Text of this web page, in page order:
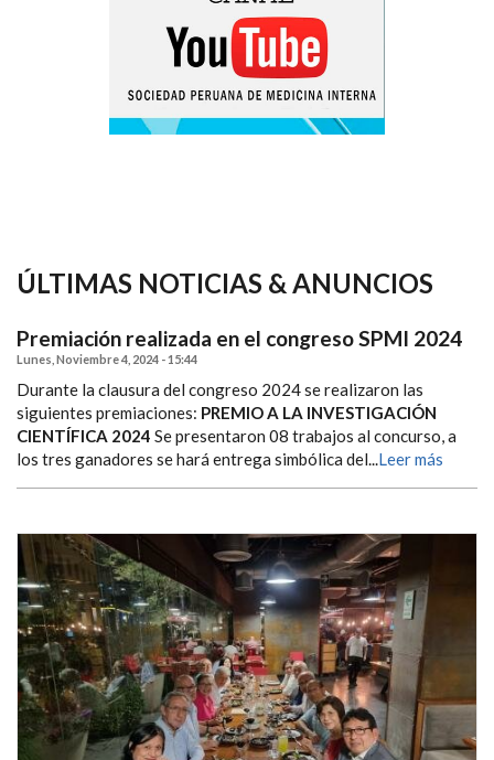
ÚLTIMAS NOTICIAS & ANUNCIOS
Premiación realizada en el congreso SPMI 2024
Lunes, Noviembre 4, 2024 - 15:44
Durante la clausura del congreso 2024 se realizaron las
siguientes premiaciones: PREMIO A LA INVESTIGACIÓN
CIENTÍFICA 2024 Se presentaron 08 trabajos al concurso, a
los tres ganadores se hará entrega simbólica del...Leer más